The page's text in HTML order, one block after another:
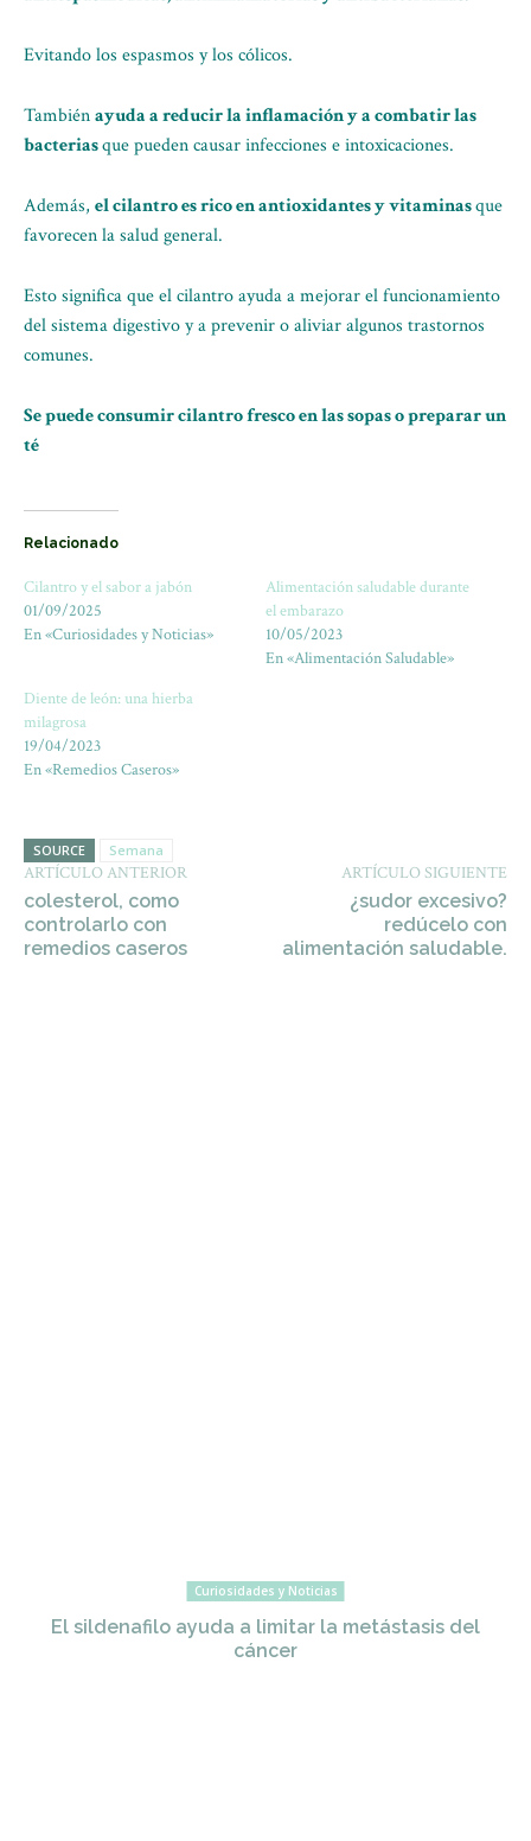
Evitando los espasmos y los cólicos.
Tambiénayuda a reducir la inflamación y a combatir las
bacteriasque pueden causar infecciones e intoxicaciones.
Además, el cilantro es rico en antioxidantes y vitaminasque
favorecen la salud general.
Esto significa que el cilantro ayuda a mejorar el funcionamiento
del sistema digestivo y a prevenir o aliviar algunos trastornos
comunes.
Se puede consumir cilantro fresco en las sopas o preparar un
té
Relacionado
Cilantro y el sabor a jabón
01/09/2025
En «Curiosidades y Noticias»
Alimentación saludable durante
el embarazo
10/05/2023
En «Alimentación Saludable»
Diente de león: una hierba
milagrosa
19/04/2023
En «Remedios Caseros»
SOURCE Semana
ARTÍCULO ANTERIOR
colesterol, como
controlarlo con
remedios caseros
ARTÍCULO SIGUIENTE
¿sudor excesivo?
redúcelo con
alimentación saludable.
Curiosidades y Noticias
El sildenafilo ayuda a limitar la metástasis del
cáncer